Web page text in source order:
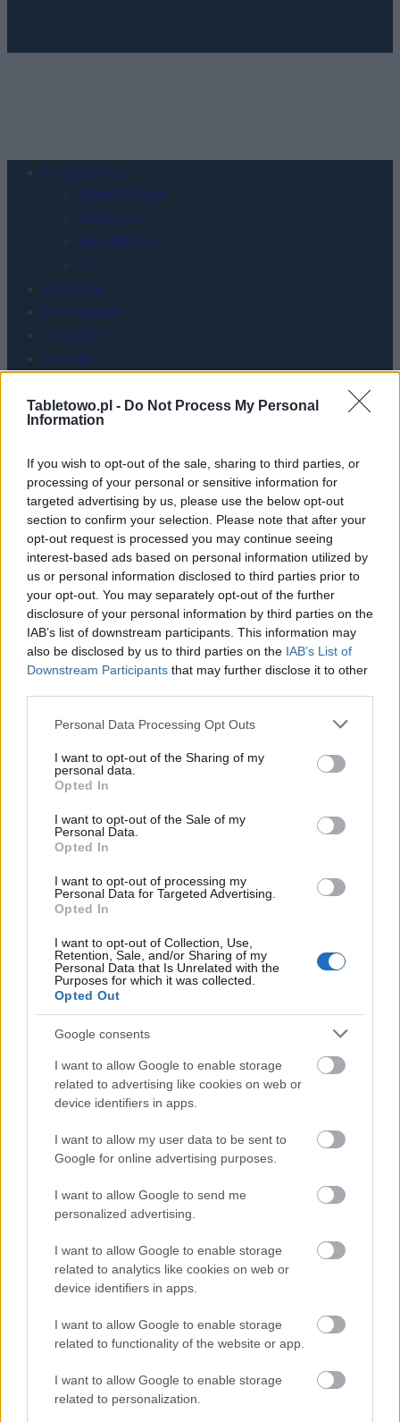
Tabletowo.pl - Do Not Process My Personal
Information
If you wish to opt-out of the sale, sharing to third parties, or
processing of your personal or sensitive information for
targeted advertising by us, please use the below opt-out
section to confirm your selection. Please note that after your
opt-out request is processed you may continue seeing
interest-based ads based on personal information utilized by
us or personal information disclosed to third parties prior to
your opt-out. You may separately opt-out of the further
disclosure of your personal information by third parties on the
IAB’s list of downstream participants. This information may
also be disclosed by us to third parties on the IAB’s List of
Downstream Participants that may further disclose it to other
Please note that this website/app uses one or more Google
not limited to your visit or usage behaviour. You may click to
grant or deny consent to Google and its third-party tags to
use your data for below specified purposes in below Google
consent section.
Personal Data Processing Opt Outs
I want to opt-out of the Sharing of my
personal data.
Opted In
I want to opt-out of the Sale of my
Personal Data.
Opted In
I want to opt-out of processing my
Personal Data for Targeted Advertising.
Opted In
I want to opt-out of Collection, Use,
Retention, Sale, and/or Sharing of my
Personal Data that Is Unrelated with the
Purposes for which it was collected.
Opted Out
Google consents
I want to allow Google to enable storage
related to advertising like cookies on web or
device identifiers in apps.
I want to allow my user data to be sent to
Google for online advertising purposes.
I want to allow Google to send me
personalized advertising.
I want to allow Google to enable storage
related to analytics like cookies on web or
device identifiers in apps.
I want to allow Google to enable storage
related to functionality of the website or app.
I want to allow Google to enable storage
related to personalization.
Urządzenia
SMARTFONY
TABLETY
WEARABLE
TV
Recenzje
Porównania
Co kupić
Porady
FinTech
Hardware PC
Gaming
AI
Redakcja
Reklama
Kontakt
Urządzenia
SMARTFONY
TABLETY
TV
Recenzje
Co kupić
Porady
Promocje
FinTech
Moto
Gaming
Redakcja
Reklama
Kontakt
Obserwuj nas